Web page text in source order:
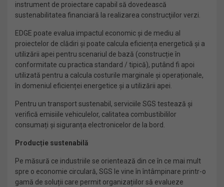
instrument de proiectare capabil să dovedească
sustenabilitatea financiară la realizarea construcţiilor verzi.
EDGE poate evalua impactul economic și de mediu al
proiectelor de clădiri și poate calcula eficiența energetică și a
utilizării apei pentru scenariul de bază (construcție în
conformitate cu practica standard / tipică), putând fi apoi
utilizată pentru a calcula costurile marginale și operaționale,
în domeniul eficienței energetice și a utilizării apei.
Pentru un transport sustenabil, serviciile SGS testează și
verifică emisiile vehiculelor, calitatea combustibililor
consumați și siguranța electronicelor de la bord.
Producție sustenabilă
Pe măsură ce industriile se orientează din ce în ce mai mult
spre o economie circulară, SGS le vine în întâmpinare printr-o
gamă de soluții care permit organizațiilor să evalueze